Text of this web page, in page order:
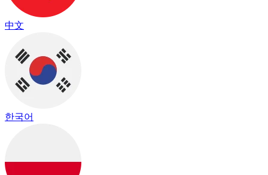
中文
한국어